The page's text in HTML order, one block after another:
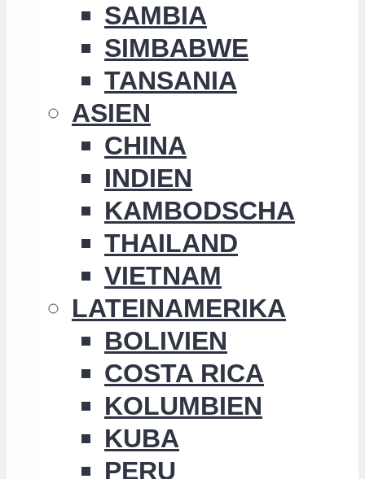
SAMBIA
SIMBABWE
TANSANIA
ASIEN
CHINA
INDIEN
KAMBODSCHA
THAILAND
VIETNAM
LATEINAMERIKA
BOLIVIEN
COSTA RICA
KOLUMBIEN
KUBA
PERU